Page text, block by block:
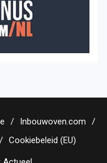
Inbouwoven.com
Cookiebeleid (EU)